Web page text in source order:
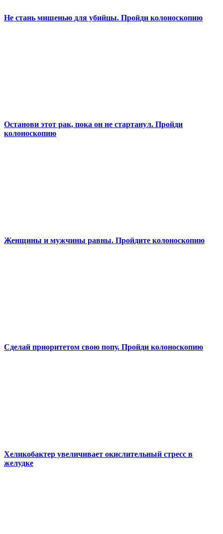
Не стань мишенью для убийцы. Пройди колоноскопию
Останови этот рак, пока он не стартанул. Пройди
колоноскопию
Женщины и мужчины равны. Пройдите колоноскопию
Сделай приоритетом свою попу. Пройди колоноскопию
Хеликобактер увеличивает окислительный стресс в
желудке